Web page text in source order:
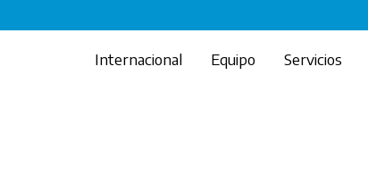
Internacional Equipo Servicios